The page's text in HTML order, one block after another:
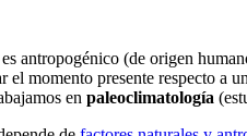
antropogénico (de origen
el momento presente respecto a
en paleoclimatología